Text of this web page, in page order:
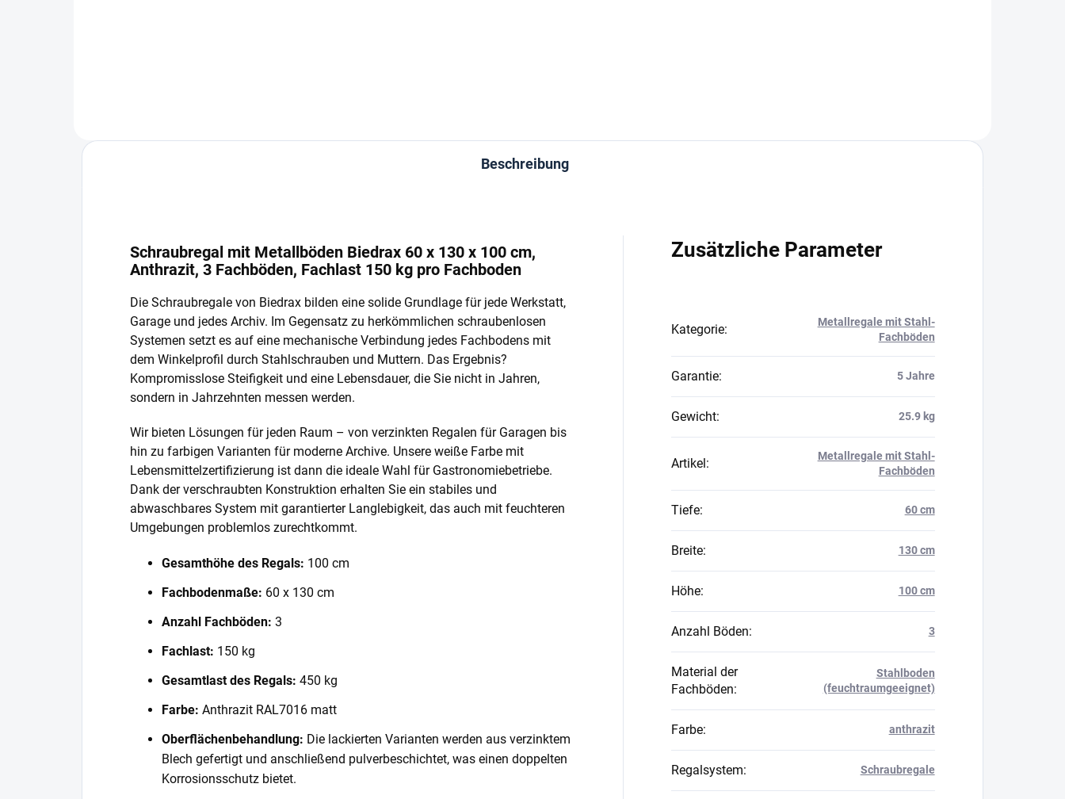
Beschreibung
Schraubregal mit Metallböden Biedrax 60 x 130 x 100 cm,
Anthrazit, 3 Fachböden, Fachlast 150 kg pro Fachboden
Die Schraubregale von Biedrax bilden eine solide Grundlage für jede Werkstatt,
Garage und jedes Archiv. Im Gegensatz zu herkömmlichen schraubenlosen
Systemen setzt es auf eine mechanische Verbindung jedes Fachbodens mit
dem Winkelprofil durch Stahlschrauben und Muttern. Das Ergebnis?
Kompromisslose Steifigkeit und eine Lebensdauer, die Sie nicht in Jahren,
sondern in Jahrzehnten messen werden.
Wir bieten Lösungen für jeden Raum – von verzinkten Regalen für Garagen bis
hin zu farbigen Varianten für moderne Archive. Unsere weiße Farbe mit
Lebensmittelzertifizierung ist dann die ideale Wahl für Gastronomiebetriebe.
Dank der verschraubten Konstruktion erhalten Sie ein stabiles und
abwaschbares System mit garantierter Langlebigkeit, das auch mit feuchteren
Umgebungen problemlos zurechtkommt.
Gesamthöhe des Regals: 100 cm
Fachbodenmaße: 60 x 130 cm
Anzahl Fachböden: 3
Fachlast: 150 kg
Gesamtlast des Regals: 450 kg
Farbe: Anthrazit RAL7016 matt
Oberflächenbehandlung: Die lackierten Varianten werden aus verzinktem
Blech gefertigt und anschließend pulverbeschichtet, was einen doppelten
Korrosionsschutz bietet.
Zusätzliche Parameter
Kategorie:
Metallregale mit Stahl-
Fachböden
Garantie: 5 Jahre
Gewicht: 25.9 kg
Artikel:
Metallregale mit Stahl-
Fachböden
Tiefe: 60 cm
Breite: 130 cm
Höhe: 100 cm
Anzahl Böden: 3
Material der
Fachböden:
Stahlboden
(feuchtraumgeeignet)
Farbe: anthrazit
Regalsystem: Schraubregale